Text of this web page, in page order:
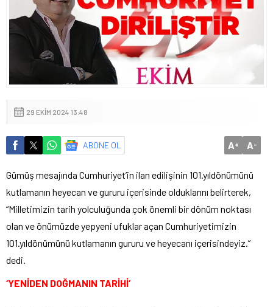
29 EKIM 2024 13:48
ABONE OL A+ A-
Gümüş mesajında Cumhuriyet’in ilan edilişinin 101.yıldönümünü
kutlamanın heyecan ve gururu içerisinde olduklarını belirterek,
“Milletimizin tarih yolculuğunda çok önemli bir dönüm noktası
olan ve önümüzde yepyeni ufuklar açan Cumhuriyetimizin
101.yıldönümünü kutlamanın gururu ve heyecanı içerisindeyiz.”
dedi.
‘YENİDEN DOĞMANIN TARİHİ’